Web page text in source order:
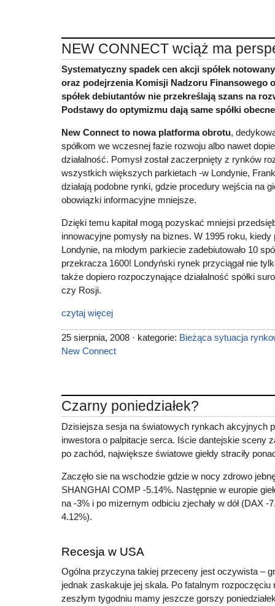
NEW CONNECT wciąż ma
Systematyczny spadek cen akcji spółek
oraz podejrzenia Komisji Nadzoru Finansowego
spółek debiutantów nie przekreślają szans na
Podstawy do optymizmu dają same spółki
New Connect to nowa platforma obrotu,
spółkom we wczesnej fazie rozwoju albo nawet
działalność. Pomysł został zaczerpnięty z rynków
wszystkich większych parkietach -w Londynie,
działają podobne rynki, gdzie procedury wejścia na
obowiązki informacyjne mniejsze.
Dzięki temu kapitał mogą pozyskać mniejsi
innowacyjne pomysły na biznes. W 1995 roku, kiedy
Londynie, na młodym parkiecie zadebiutowało 10
przekracza 1600! Londyński rynek przyciągał nie
także dopiero rozpoczynające działalność spółki
czy Rosji.
czytaj więcej
25 sierpnia, 2008 · kategorie: Bieżąca sytuacja
New Connect
Czarny poniedziałek?
Dzisiejsza sesja na światowych rynkach akcyjnych
inwestora o palpitacje serca. Iście dantejskie sceny
po zachód, największe światowe giełdy straciły
Zaczęło sie na wschodzie gdzie w nocy zdrowo
SHANGHAI COMP -5.14%. Następnie w europie
na -3% i po mizernym odbiciu zjechały w dół (DAX -
4.12%).
Recesja w USA
Ogólna przyczyna takiej przeceny jest oczywista –
jednak zaskakuje jej skala. Po fatalnym rozpoczęciu
zeszłym tygodniu mamy jeszcze gorszy